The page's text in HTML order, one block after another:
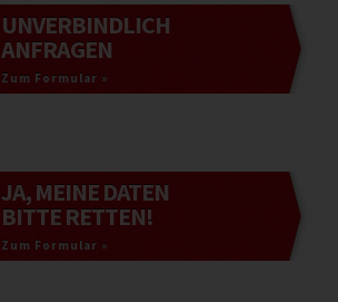
UNVERBINDLICH
ANFRAGEN
Zum Formular »
JA, MEINE DATEN
BITTE RETTEN!
Zum Formular »